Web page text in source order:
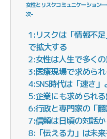
女性とリスクコミュニケーション
次-
1:リスクは「情報不
で拡大する
2:女性は人生で多く
3:医療現場で求められ
4:SNS時代は「速さ」
5:企業にも求められ
6:行政と専門家の「翻
7:信頼は日頃の対話
8:「伝える力」は未